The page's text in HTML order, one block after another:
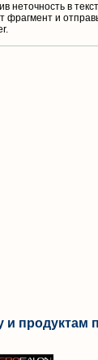
неточность в
фрагмент и
продуктам